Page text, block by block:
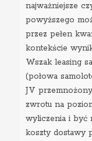
najważniejsze
powyższego
przez pełen
kontekście
Wszak leasing
(połowa
JV
zwrotu na
wyliczenia i być
koszty dostawy